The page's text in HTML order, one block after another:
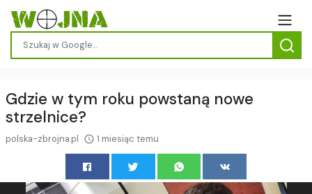
Gdzie w tym roku powstaną nowe
strzelnice?
polska-zbrojna.pl 1 miesiąc temu